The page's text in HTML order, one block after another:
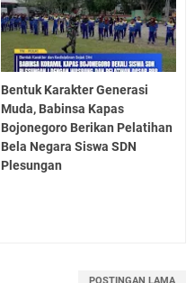
Bentuk Karakter Generasi
Muda, Babinsa Kapas
Bojonegoro Berikan Pelatihan
Bela Negara Siswa SDN
Plesungan
POSTINGAN LAMA